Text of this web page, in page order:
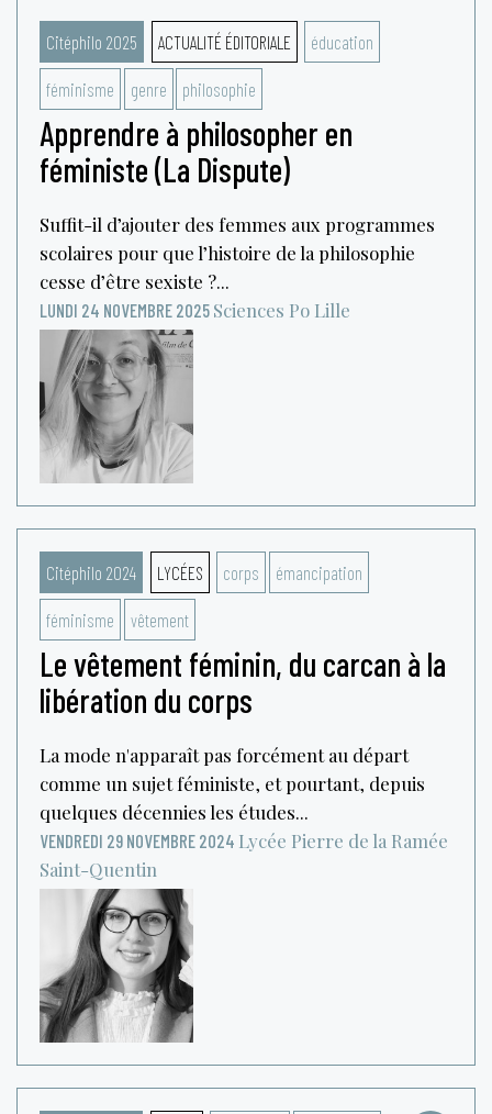
Citéphilo 2025 ACTUALITÉ ÉDITORIALE éducation
féminisme genre philosophie
Apprendre à philosopher en
féministe (La Dispute)
Suffit-il d’ajouter des femmes aux programmes
scolaires pour que l’histoire de la philosophie
cesse d’être sexiste ?...
LUNDI 24 NOVEMBRE 2025 Sciences Po Lille
Citéphilo 2024 LYCÉES corps émancipation
féminisme vêtement
Le vêtement féminin, du carcan à la
libération du corps
La mode n'apparaît pas forcément au départ
comme un sujet féministe, et pourtant, depuis
quelques décennies les études...
VENDREDI 29 NOVEMBRE 2024 Lycée Pierre de la Ramée
Saint-Quentin